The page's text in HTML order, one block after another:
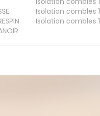
Isolation combles 1
Isolation combles 1